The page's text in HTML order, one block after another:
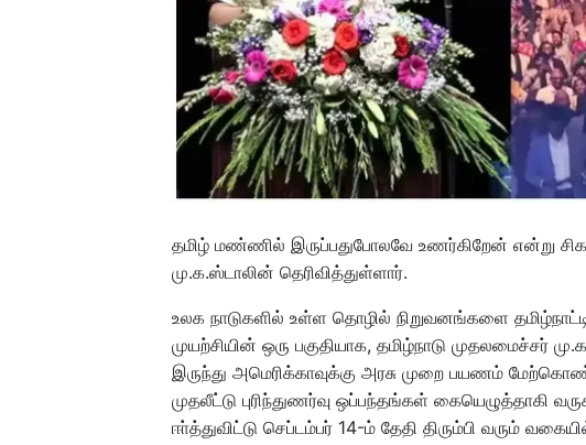
தமிழ் மண்ணில் இருப்பதுபோலவே உணர்கிறேன் என்று
மு.க.ஸ்டாலின் தெரிவித்துள்ளார்.
உலக நாடுகளில் உள்ள தொழில் நிறுவனங்களை
முயற்சியின் ஒரு பகுதியாக, தமிழ்நாடு முதலமைச்சர்
இருந்து அமெரிக்காவுக்கு அரசு முறை பயணம்
முதலீட்டு புரிந்துணர்வு ஒப்பந்தங்கள் கையெழுத்தாகி
ஈா்த்துவிட்டு செப்டம்பர் 14-ம் தேதி திரும்பி வரும்